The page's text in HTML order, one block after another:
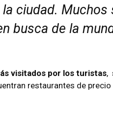
ciudad.
busca de la
visitados por los turistas,
restaurantes de